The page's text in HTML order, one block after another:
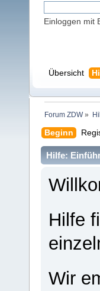
Einloggen mit
Übersicht
Forum ZDW»
Beginn
Hilfe:
Hilfe
Wir